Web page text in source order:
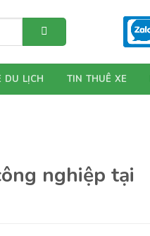
DU LỊCH TIN THUÊ XE
nghiệp tại